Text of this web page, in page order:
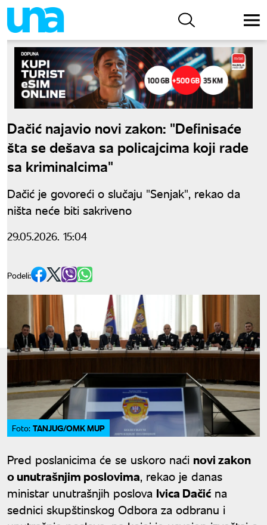
Dačić najavio novi zakon: "Definisaće
šta se dešava sa policajcima koji rade
sa kriminalcima"
Dačić je govoreći o slučaju "Senjak", rekao da
ništa neće biti sakriveno
29.05.2026. 15:04
Podeli:
Foto: TANJUG/OMK MUP
Pred poslanicima će se uskoro naći novi zakon
o unutrašnjim poslovima, rekao je danas
ministar unutrašnjih poslova Ivica Dačić na
sednici skupštinskog Odbora za odbranu i